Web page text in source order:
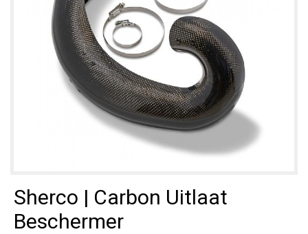
Sherco | Carbon Uitlaat
Beschermer